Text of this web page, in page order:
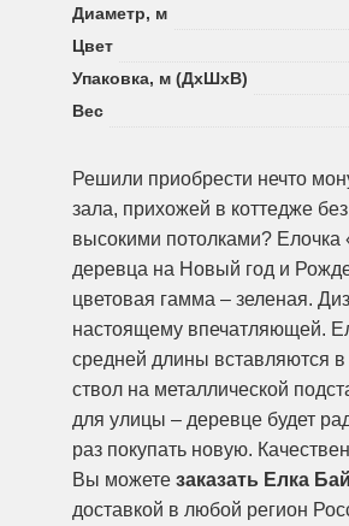
Диаметр, м
Цвет
Упаковка, м (ДхШхВ)
Вес
Решили приобрести нечто
зала, прихожей в коттедже
высокими потолками?
деревца на Новый год и
цветовая гамма – зеленая.
настоящему впечатляющей.
средней длины вставляются
ствол на металлической
для улицы – деревце будет
раз покупать новую.
Вы можете заказать Елка
доставкой в любой регион